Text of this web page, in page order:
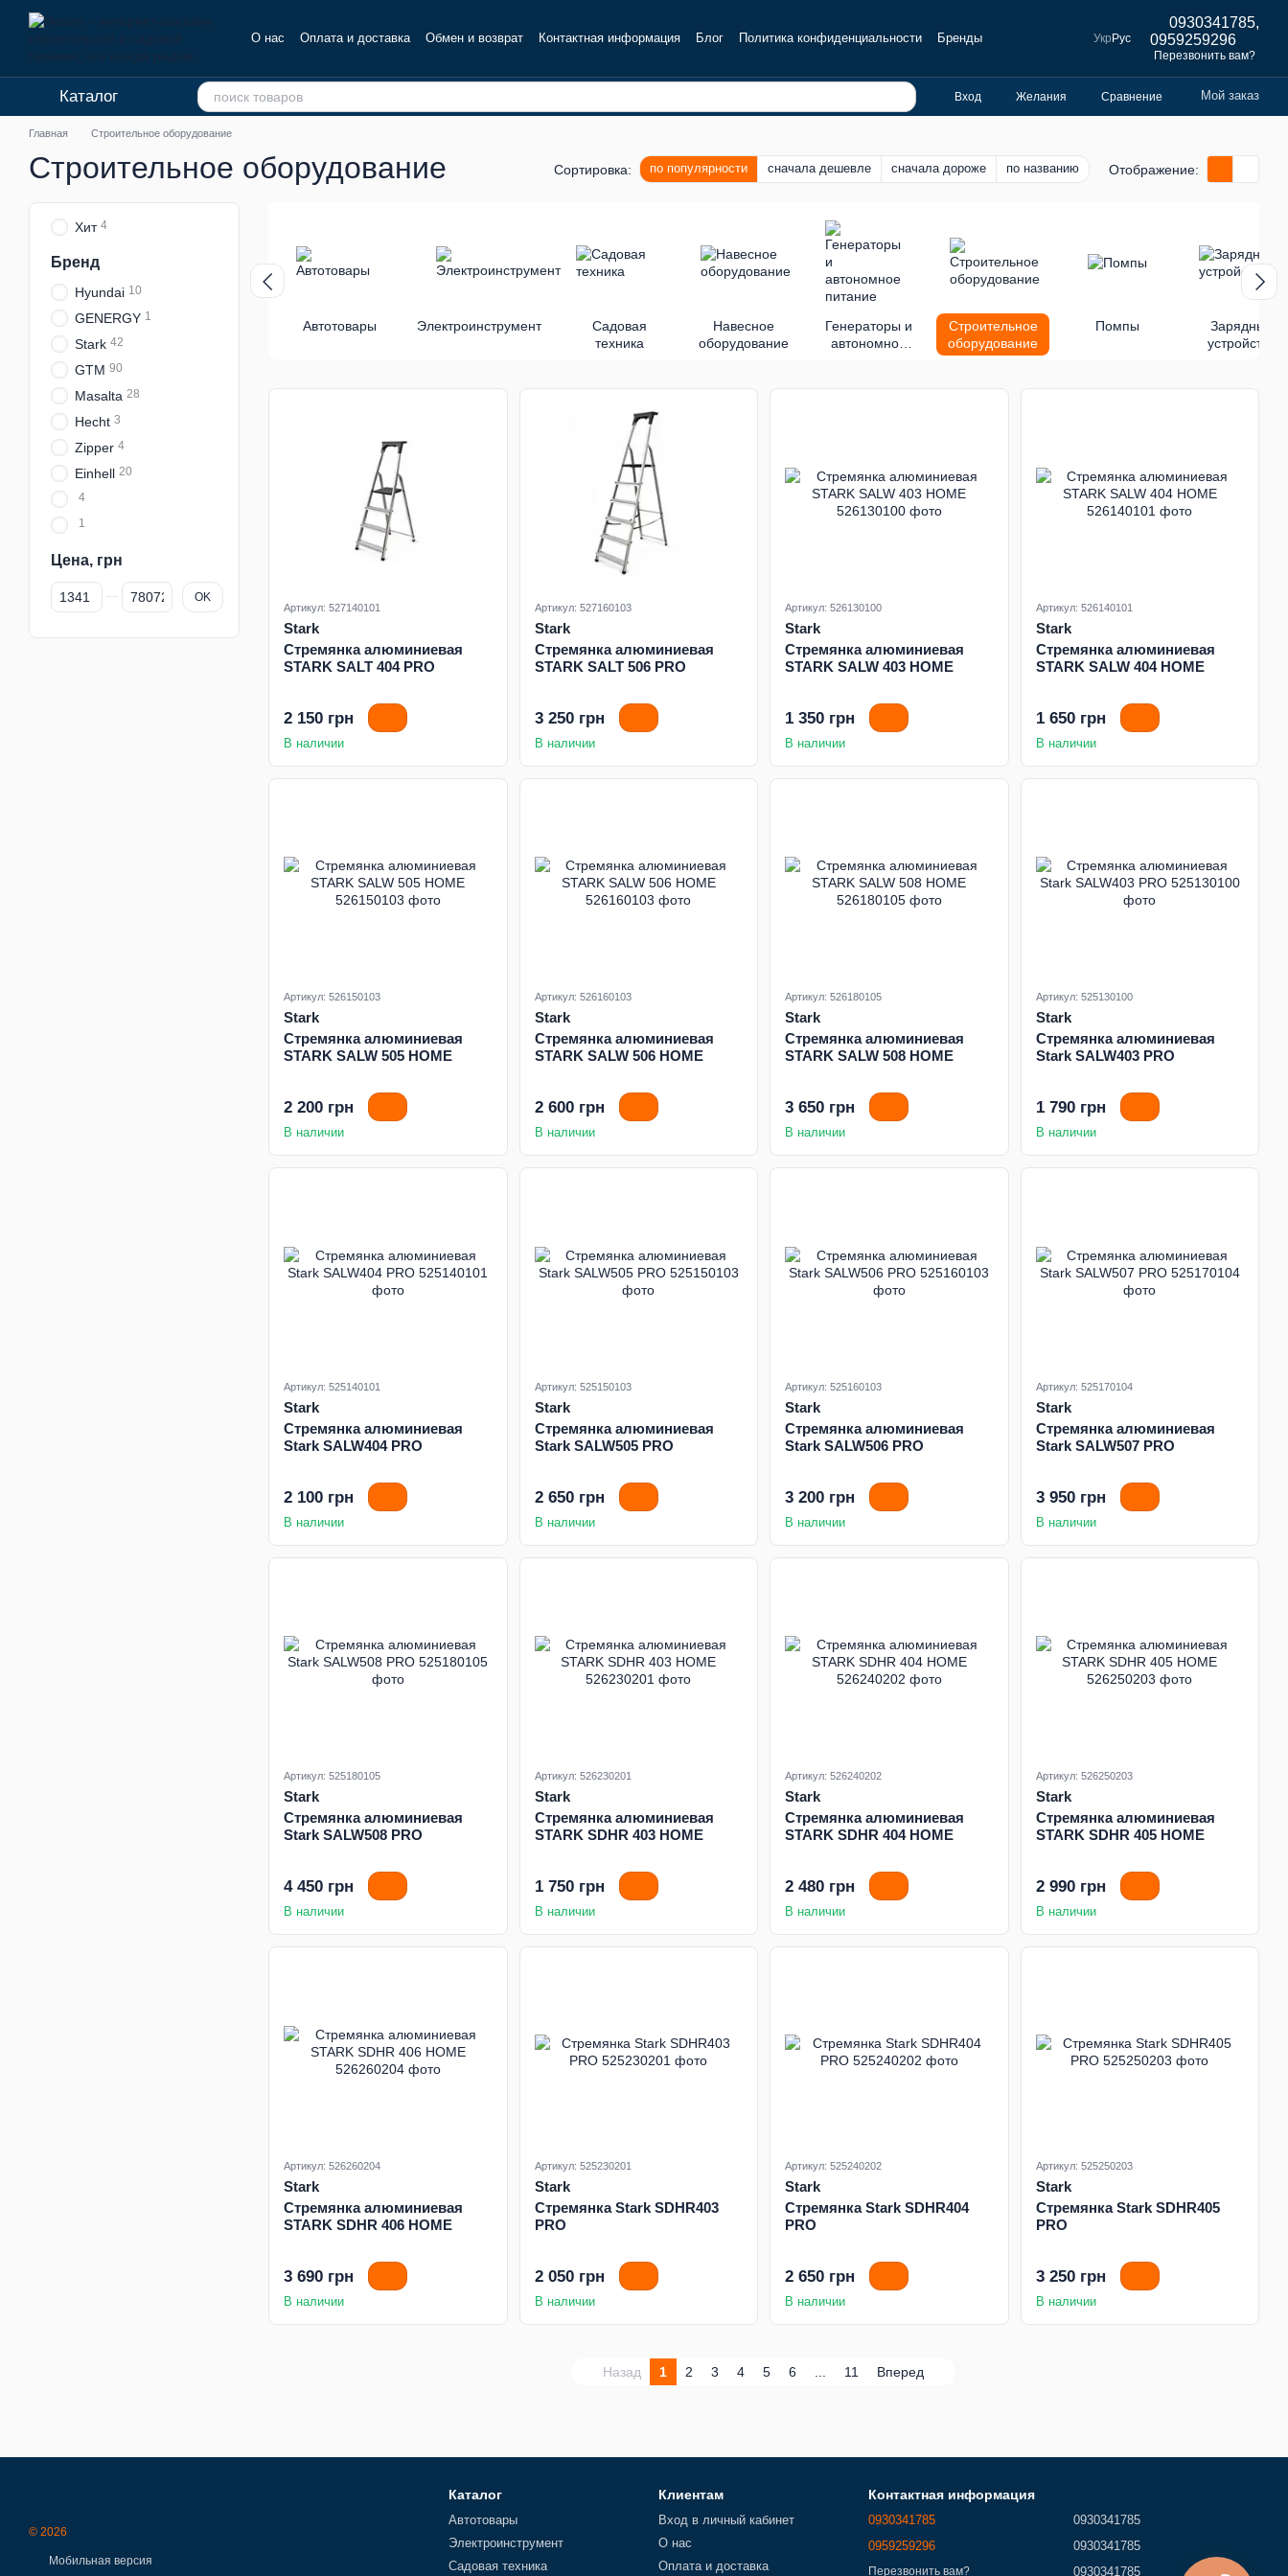
Перейти к основному контенту
О нас Оплата и доставка Обмен и возврат Контактная информация Блог Политика конфиденциальности
Бренды
Укр Рус
0930341785,
0959259296
Перезвонить вам?
Каталог Вход Желания Сравнение Мой заказ
Главная Строительное оборудование
Строительное оборудование Сортировка: по популярности сначала дешевле сначала дороже по названию Отображение:
Автотовары Электроинструмент
Садовая
техника
Навесное
оборудование
Генераторы и
автономное
Строительное
оборудование
Помпы
Зарядные
устройства
Артикул: 527140101
Stark
Стремянка алюминиевая
STARK SALT 404 PRO
2 150 грн
В наличии
Артикул: 527160103
Stark
Стремянка алюминиевая
STARK SALT 506 PRO
3 250 грн
В наличии
Артикул: 526130100
Stark
Стремянка алюминиевая
STARK SALW 403 HOME
1 350 грн
В наличии
Артикул: 526140101
Stark
Стремянка алюминиевая
STARK SALW 404 HOME
1 650 грн
В наличии
Артикул: 526150103
Stark
Стремянка алюминиевая
STARK SALW 505 HOME
2 200 грн
В наличии
Артикул: 526160103
Stark
Стремянка алюминиевая
STARK SALW 506 HOME
2 600 грн
В наличии
Артикул: 526180105
Stark
Стремянка алюминиевая
STARK SALW 508 HOME
3 650 грн
В наличии
Артикул: 525130100
Stark
Стремянка алюминиевая
Stark SALW403 PRO
1 790 грн
В наличии
Артикул: 525140101
Stark
Стремянка алюминиевая
Stark SALW404 PRO
2 100 грн
В наличии
Артикул: 525150103
Stark
Стремянка алюминиевая
Stark SALW505 PRO
2 650 грн
В наличии
Артикул: 525160103
Stark
Стремянка алюминиевая
Stark SALW506 PRO
3 200 грн
В наличии
Артикул: 525170104
Stark
Стремянка алюминиевая
Stark SALW507 PRO
3 950 грн
В наличии
Артикул: 525180105
Stark
Стремянка алюминиевая
Stark SALW508 PRO
4 450 грн
В наличии
Артикул: 526230201
Stark
Стремянка алюминиевая
STARK SDHR 403 HOME
1 750 грн
В наличии
Артикул: 526240202
Stark
Стремянка алюминиевая
STARK SDHR 404 HOME
2 480 грн
В наличии
Артикул: 526250203
Stark
Стремянка алюминиевая
STARK SDHR 405 HOME
2 990 грн
В наличии
Артикул: 526260204
Stark
Стремянка алюминиевая
STARK SDHR 406 HOME
3 690 грн
В наличии
Артикул: 525230201
Stark
Стремянка Stark SDHR403
PRO
2 050 грн
В наличии
Артикул: 525240202
Stark
Стремянка Stark SDHR404
PRO
2 650 грн
В наличии
Артикул: 525250203
Stark
Стремянка Stark SDHR405
PRO
3 250 грн
В наличии
Назад 1 2 3 4 5 6 11 Вперед
Хит 4
Бренд
Hyundai 10
GENERGY 1
Stark 42
GTM 90
Masalta 28
Hecht 3
Zipper 4
Einhell 20
4
1
Цена, грн
От Цена, грн
До Цена, грн OK
© 2026
Мобильная версия
Каталог
Автотовары
Электроинструмент
Садовая техника
Клиентам
Вход в личный кабинет
О нас
Оплата и доставка
Контактная информация
0930341785
0959259296
Перезвонить вам?
0930341785
0930341785
0930341785